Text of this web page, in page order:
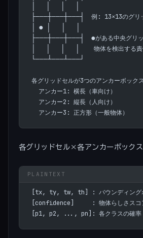
├───┼───┼───┤  例: 13×13のグリ
│ ● │   │   │
├───┼───┼───┤  ●がある中央グリ
│   │   │   │    物体を検出する責
└───┴───┴───┘
各グリッドセルが3つのアンカーボック
  アンカー1: 横長（車向け）
  アンカー2: 縦長（人向け）
  アンカー3: 正方形（一般物体）
各グリッドセル×各アンカーボックス
[tx, ty, tw, th] : バウンディングボ
[confidence]     : 物体らしさスコア
[p1, p2, ..., pn]: 各クラスの確率